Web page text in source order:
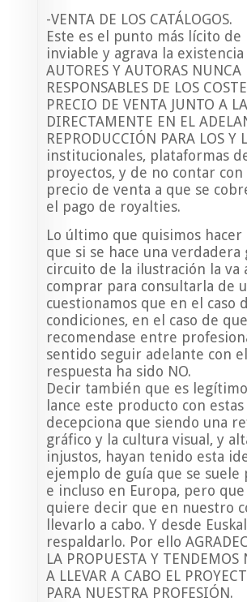
-VENTA DE LOS CATÁLOGOS.
Este es el punto más lícito
inviable y agrava la
AUTORES Y AUTORAS NUNCA
RESPONSABLES DE LOS
PRECIO DE VENTA JUNTO A
DIRECTAMENTE EN EL
REPRODUCCIÓN PARA LOS
institucionales, plataformas
proyectos, y de no contar
precio de venta a que se
el pago de royalties.
Lo último que quisimos
que si se hace una
circuito de la ilustración la
comprar para consultarla de
cuestionamos que en el caso
condiciones, en el caso de
recomendase entre
sentido seguir adelante con
respuesta ha sido NO.
Decir también que es
lance este producto con
decepciona que siendo una
gráfico y la cultura visual, y
injustos, hayan tenido esta
ejemplo de guía que se suele
e incluso en Europa, pero
quiere decir que en nuestro
llevarlo a cabo. Y desde
respaldarlo. Por ello
LA PROPUESTA Y
A LLEVAR A CABO EL
PARA NUESTRA PROFESIÓN.